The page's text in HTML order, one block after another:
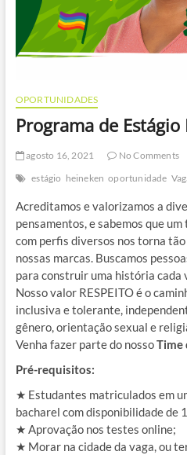
OPORTUNIDADES
Programa de Estágio
agosto 16, 2021
No Comments
estágio heineken oportunidade
Acreditamos e valorizamos a
pensamentos, e sabemos que
com perfis diversos nos torna
nossas marcas. Buscamos
para construir uma história cada
Nosso valor RESPEITO é o
inclusiva e tolerante,
gênero, orientação sexual e
Venha fazer parte do nossoTime
Pré-requisitos:
★ Estudantes matriculados em
bacharel com disponibilidade de
★ Aprovação nos testes online;
★ Morar na cidade da vaga, ou